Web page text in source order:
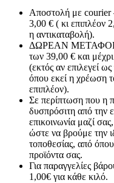
Αποστολή με courier
3,00 € ( κι επιπλέον
η αντικαταβολή).
ΔΩΡΕΑΝ
των 39,00 € και
(εκτός αν επιλεγεί
όπου εκεί η χρέωση
επιπλέον).
Σε περίπτωση που η
δυσπρόσιτη από την
επικοινωνία μαζί σας,
ώστε να βρούμε την
τοποθεσίας, από
προϊόντα σας.
Για παραγγελίες
1,00€ για κάθε κιλό.